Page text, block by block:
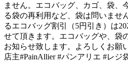
ません。エコバッグ、カゴ、袋、
る袋の再利用など、袋は問いませ
るエコバッグ割引（5円引き）は
せて頂きます。エコバッグや、袋
お知らせ致します。よろしくお
店主#PainAllier #パンアリエ #レジ